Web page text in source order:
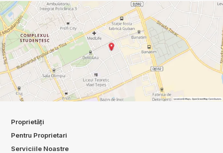
Proprietăți
Pentru Proprietari
Serviciile Noastre